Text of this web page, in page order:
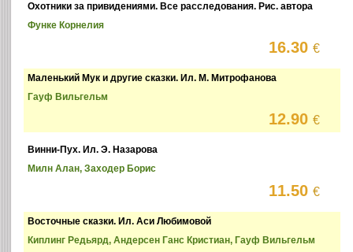
Охотники за привидениями. Все расследования. Рис. автора
Функе Корнелия
16.30€
Маленький Мук и другие сказки. Ил. М. Митрофанова
Гауф Вильгельм
12.90€
Винни-Пух. Ил. Э. Назарова
Милн Алан, Заходер Борис
11.50€
Восточные сказки. Ил. Аси Любимовой
Киплинг Редьярд, Андерсен Ганс Кристиан, Гауф Вильгельм